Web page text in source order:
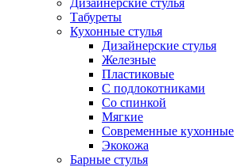
Дизайнерские стулья
Табуреты
Кухонные стулья
Дизайнерские стулья
Железные
Пластиковые
С подлокотниками
Со спинкой
Мягкие
Современные кухонные
Экокожа
Барные стулья